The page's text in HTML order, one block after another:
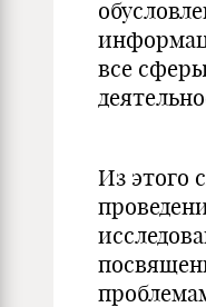
все
Из этого